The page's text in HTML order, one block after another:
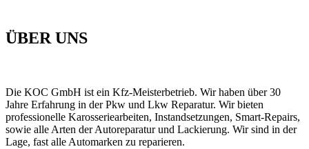
ÜBER UNS
Die KOC GmbH ist ein Kfz-Meisterbetrieb. Wir haben über 30
Jahre Erfahrung in der Pkw und Lkw Reparatur. Wir bieten
professionelle Karosseriearbeiten, Instandsetzungen, Smart-Repairs,
sowie alle Arten der Autoreparatur und Lackierung. Wir sind in der
Lage, fast alle Automarken zu reparieren.